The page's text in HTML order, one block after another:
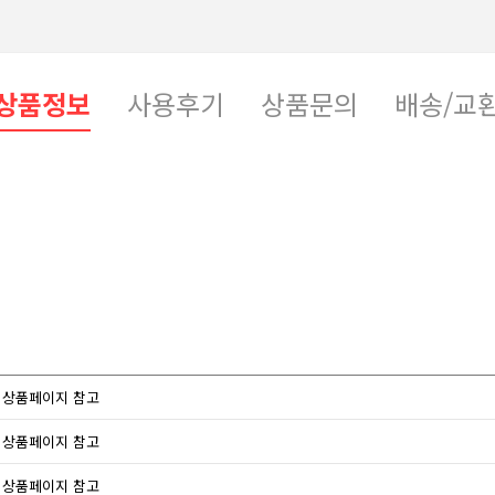
품정보 사용후기 상품문의 배송/교
상품페이지 참고
상품페이지 참고
상품페이지 참고